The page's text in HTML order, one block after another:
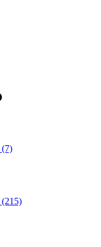
(7)
(215)